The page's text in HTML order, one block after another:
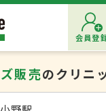
会員登
販売のクリニ